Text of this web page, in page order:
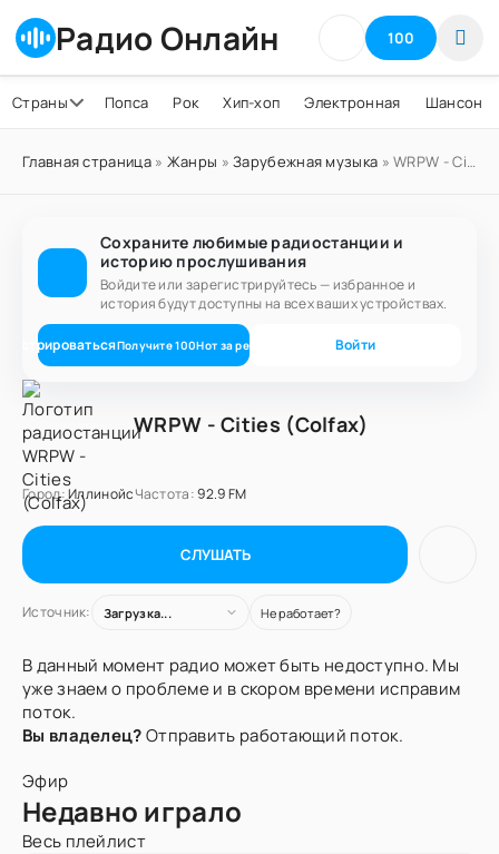
Радио Онлайн 100
Страны Попса Рок Хип-хоп Электронная Шансон
Главная страница» Жанры »Зарубежная музыка » WRPW - Cities (Colfax)
Сохраните любимые радиостанции и
историю прослушивания
Войдите или зарегистрируйтесь — избранное и
история будут доступны на всех ваших устройствах.
Получите100Нот за регистрацию Войти
WRPW - Cities (Colfax)
Город:ИллинойсЧастота:92.9 FM
СЛУШАТЬ
Источник: Загрузка... Не работает?
В данный момент радио может быть недоступно. Мы
уже знаем о проблеме и в скором времени исправим
поток.
Вы владелец?Отправить работающий поток.
Эфир
Недавно играло
Весь плейлист